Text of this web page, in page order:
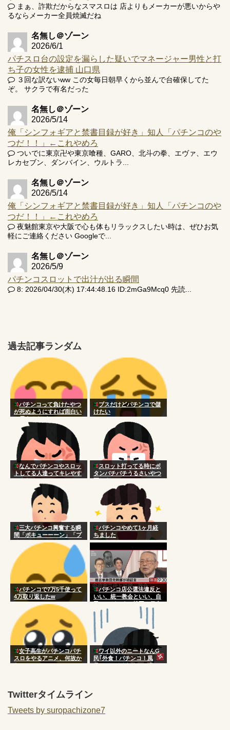
Powered by livedoor 相互RSS
まぁ、詐欺だからなスマスロは 店よりもメーカーが悪いからや
るならメーカー全員焼滅だね
名無し＠ゾーン
2026/6/1
パチスロ台の設定を漏らした疑いでマネージャー男性と打
ち子の女性を逮捕 山口県
３回な訳ないww この女毎日朝早くから並んで台確保してた
ぞ。 サクラで有名だった
名無し＠ゾーン
2026/5/14
俺「シンフォギアと禁書目録が好き」知人「パチンコのや
つだ！！」←これやめろ
ついでに東京卍や東京喰種、GARO、北斗の拳、エヴァ、エウ
レカセブン、ダンバイン、ウルトラ...
名無し＠ゾーン
2026/5/14
俺「シンフォギアと禁書目録が好き」知人「パチンコのや
つだ！！」←これやめろ
夜魅館東京や大阪で心も体もリラックスしたい時は、ぜひお気
軽にご連絡ください Googleで...
名無し＠ゾーン
2026/5/9
パチンコスロットで出汁が出る瞬間
8: 2026/04/30(木) 17:44:48.16 ID:2mGa9Mcq0 先読...
過去記事ランダム
パチンコって負けたやつ
が死ぬようにすれば面白い
と思うんだが
ブスだけどパチンコで儲
けたい
なんでパチンコやスロッ
トしてる人達ってキレやす
いんだろ
スロット打ってる時にボ
タンバチバチうるさいやつ
死ねよ
三大パチンコ興奮する瞬
間「ポキューーーン」「プ
チュン！！！！…」
パチンコやめて1ヶ月経
ちました
パチンコで7万5千使って
4万取り返したw
パチンコ店公選法違反と
いい、統一教会といい、自
民ってどこまで韓国に侵食
されてんだよｗｗｗｗｗｗ
ｗｗｗ
女子高生がパチンコパチ
スロをやるアニメ、何故か
ない
ワイ以外のニートなんG
民｢外食！パチンコ！風
俗！｣←バイタリティ凄い
Twitterタイムライン
Tweets by suropachizone7